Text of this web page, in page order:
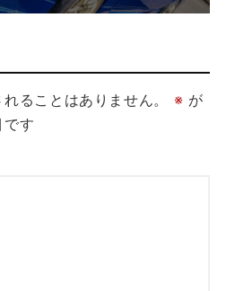
ることはありません。 ※ が
です